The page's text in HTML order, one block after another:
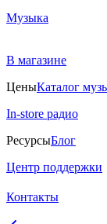
Музыка
В магазине
ЦеныКаталог
In-store радио
РесурсыБлог
Центр поддержки
Контакты